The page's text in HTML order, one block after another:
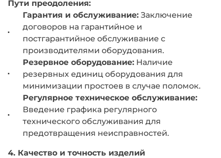
Пути преодоления:
Гарантия и обслуживание:Заключение
договоров на гарантийное и
постгарантийное обслуживание с
производителями оборудования.
Резервное оборудование: Наличие
резервных единиц оборудования для
минимизации простоев в случае поломок.
Регулярное техническое обслуживание:
Введение графика регулярного
технического обслуживания для
предотвращения неисправностей.
4. Качество и точность изделий